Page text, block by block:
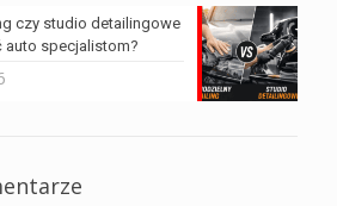
czy studio detailingowe
auto specjalistom?